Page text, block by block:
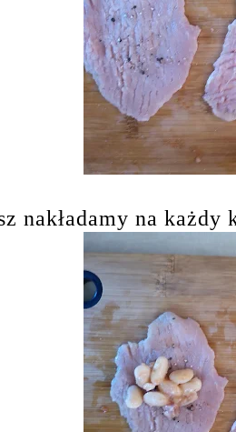
nakładamy na każdy